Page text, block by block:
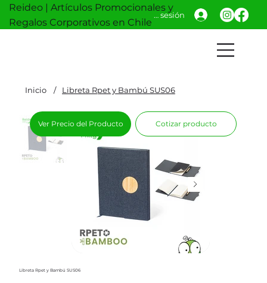
Reideo | Artículos Promocionales y
Regalos Corporativos en Chile
Iniciar sesión
Inicio / Libreta Rpet y Bambú SUS06
Libreta Rpet y Bambú SUS06
Ver Precio del Producto Cotizar producto